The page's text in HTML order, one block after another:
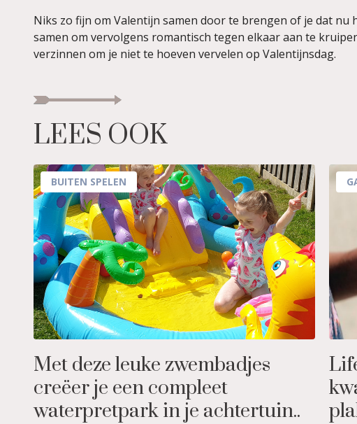
Niks zo fijn om Valentijn samen door te brengen of je dat nu
samen om vervolgens romantisch tegen elkaar aan te
verzinnen om je niet te hoeven vervelen op Valentijnsdag.
LEES OOK
BUITEN SPELEN
Met deze leuke zwembadjes
creëer je een compleet
waterpretpark in je achtertuin..